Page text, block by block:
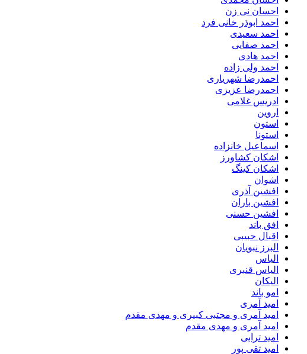
احسان نی زن
احمد ابوذر خانی فرد
احمد سعیدی
احمد صفایی
احمد هادی
احمد ولی زاده
احمدرضا شهریاری
احمدرضا عزیزی
ادریس غلامی
اروین
استون
استونا
اسماعیل خانزاده
اشکان کشاورز
اشکان کینگ
اشوان
افشین آذری
افشین باران
افشین حسنی
افق باند
اقبال حبیبی
البرز نبویان
الیاس
الیاس قنبرى
الیکان
امو باند
امید آمری
امید آمری و مجتبی کبیری و مهدى مقدم
امید آمری و مهدی مقدم
امید ترابی
امید تقی پور